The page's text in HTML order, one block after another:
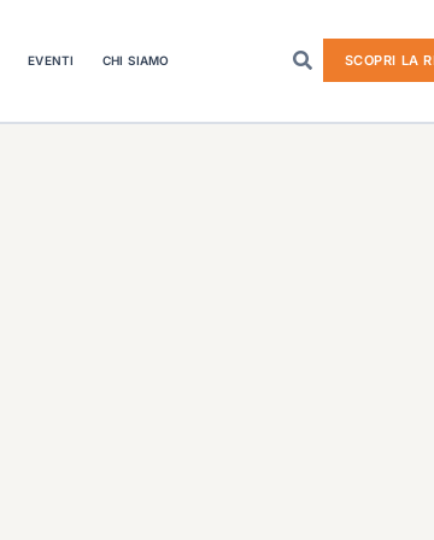
EVENTI CHI SIAMO SCOPRI LA